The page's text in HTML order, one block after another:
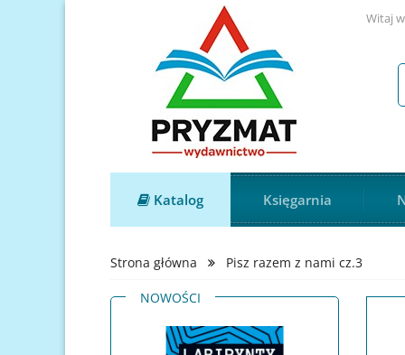
Witaj
Katalog Księgarnia
Strona główna Pisz razem z nami cz.3
NOWOŚCI